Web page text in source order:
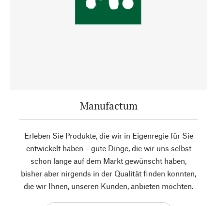
Manufactum
Erleben Sie Produkte, die wir in Eigenregie für Sie
entwickelt haben – gute Dinge, die wir uns selbst
schon lange auf dem Markt gewünscht haben,
bisher aber nirgends in der Qualität finden konnten,
die wir Ihnen, unseren Kunden, anbieten möchten.